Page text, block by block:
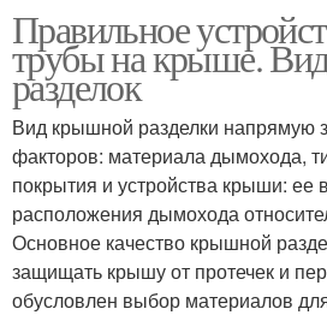
Правильное
трубы на крыше.
разделок
Вид крышной разделки напрямую
факторов: материала дымохода,
покрытия и устройства крыши: ее
расположения дымохода
Основное качество крышной
защищать крышу от протечек и
обусловлен выбор материалов